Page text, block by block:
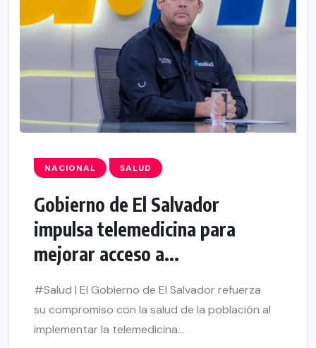
NACIONAL SALUD
Gobierno de El Salvador
impulsa telemedicina para
mejorar acceso a...
#Salud | El Gobierno de El Salvador refuerza
su compromiso con la salud de la población al
implementar la telemedicina...